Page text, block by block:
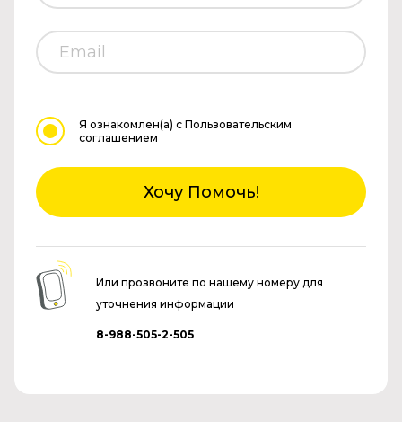
Я ознакомлен(а) с Пользовательским
соглашением
Хочу Помочь!
Или прозвоните по нашему номеру для
уточнения информации
8-988-505-2-505